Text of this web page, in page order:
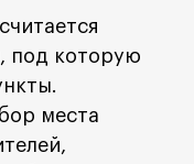
под которую
места